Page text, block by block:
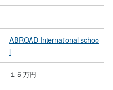
ABROAD International schoo
l
１５万円